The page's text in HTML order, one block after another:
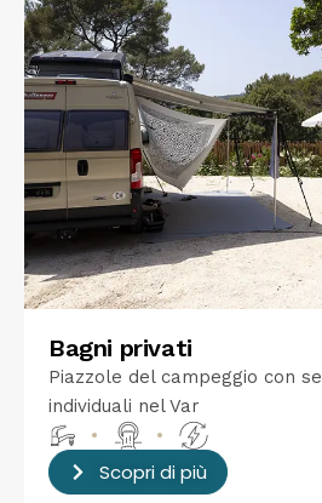
Bagni privati
Piazzole del campeggio con
individuali nel Var
•
•
Scopri di più